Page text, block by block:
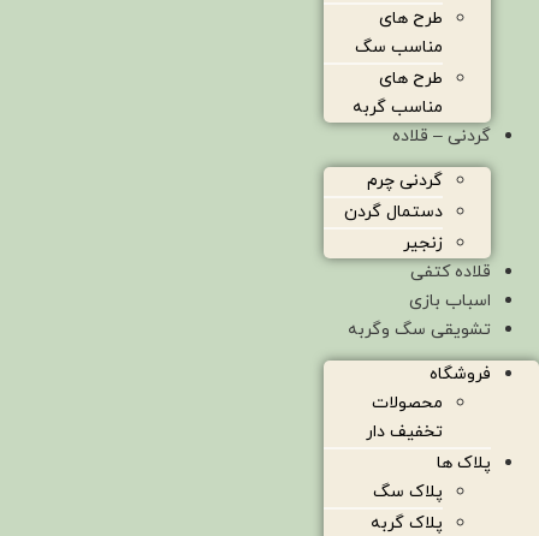
طرح های
مناسب سگ
طرح های
مناسب گربه
گردنی – قلاده
گردنی چرم
دستمال گردن
زنجیر
قلاده کتفی
اسباب بازی
تشویقی سگ وگربه
فروشگاه
محصولات
تخفیف دار
پلاک ها
پلاک سگ
پلاک گربه